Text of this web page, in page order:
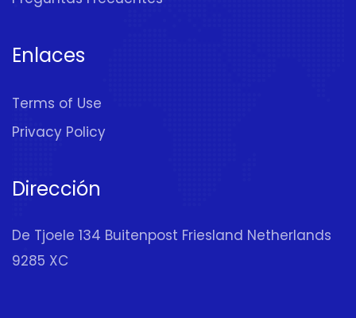
Enlaces
Terms of Use
Privacy Policy
Dirección
De Tjoele 134 Buitenpost Friesland Netherlands
9285 XC